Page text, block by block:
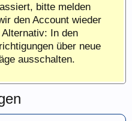
bitte melden
den Account wieder
In den
über neue
ausschalten.